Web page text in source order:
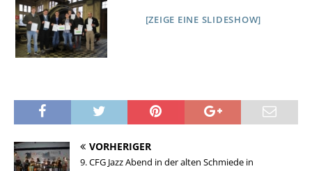
[ZEIGE EINE SLIDESHOW]
VORHERIGER
9. CFG Jazz Abend in der alten Schmiede in